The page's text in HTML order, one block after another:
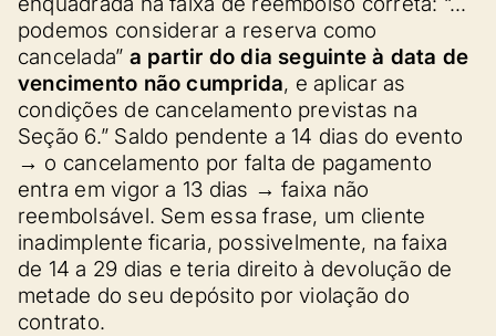
podemos considerar a reserva como
cancelada” a partir do dia seguinte à data de
vencimento não cumprida, e aplicar as
condições de cancelamento previstas na
Seção 6.” Saldo pendente a 14 dias do evento
→ o cancelamento por falta de pagamento
entra em vigor a 13 dias → faixa não
reembolsável. Sem essa frase, um cliente
inadimplente ficaria, possivelmente, na faixa
de 14 a 29 dias e teria direito à devolução de
metade do seu depósito por violação do
contrato.